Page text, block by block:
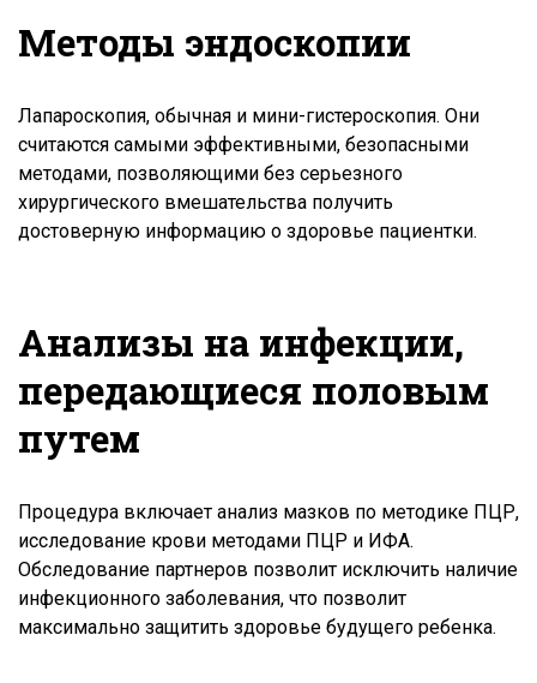
Методы эндоскопии
Лапароскопия, обычная и мини-гистероскопия. Они
считаются самыми эффективными, безопасными
методами, позволяющими без серьезного
хирургического вмешательства получить
достоверную информацию о здоровье пациентки.
Анализы на инфекции,
передающиеся половым
путем
Процедура включает анализ мазков по методике ПЦР,
исследование крови методами ПЦР и ИФА.
Обследование партнеров позволит исключить наличие
инфекционного заболевания, что позволит
максимально защитить здоровье будущего ребенка.